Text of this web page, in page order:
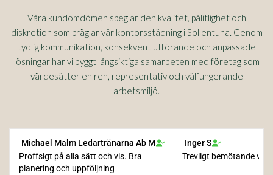
Våra kundomdömen speglar den kvalitet, pålitlighet och
diskretion som präglar vår kontorsstädning i Sollentuna. Genom
tydlig kommunikation, konsekvent utförande och anpassade
lösningar har vi byggt långsiktiga samarbeten med företag som
värdesätter en ren, representativ och välfungerande
arbetsmiljö.